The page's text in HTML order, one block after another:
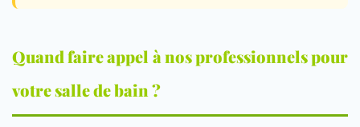
Quand faire appel à nos professionnels pour
votre salle de bain ?